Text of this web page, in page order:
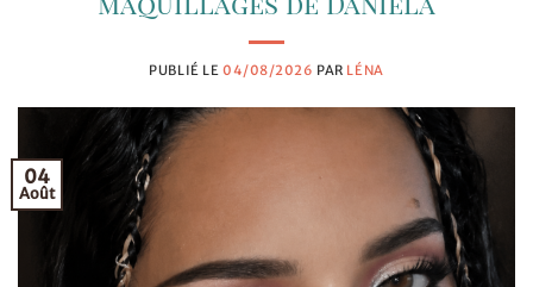
PUBLIÉ LE 04/08/2026 PAR LÉNA
04
Août